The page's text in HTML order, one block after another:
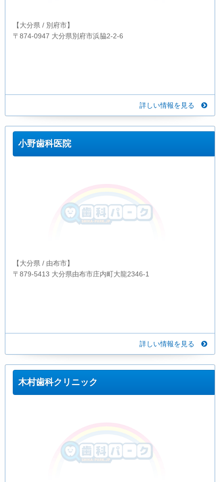
【大分県 / 別府市】
〒874-0947 大分県別府市浜脇2-2-6
詳しい情報を見る
小野歯科医院
【大分県 / 由布市】
〒879-5413 大分県由布市庄内町大龍2346-1
詳しい情報を見る
木村歯科クリニック